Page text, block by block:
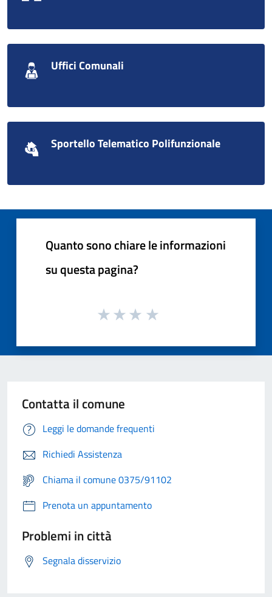
Uffici Comunali
Sportello Telematico Polifunzionale
Quanto sono chiare le informazioni
su questa pagina?
Contatta il comune
Leggi le domande frequenti
Richiedi Assistenza
Chiama il comune 0375/91102
Prenota un appuntamento
Problemi in città
Segnala disservizio